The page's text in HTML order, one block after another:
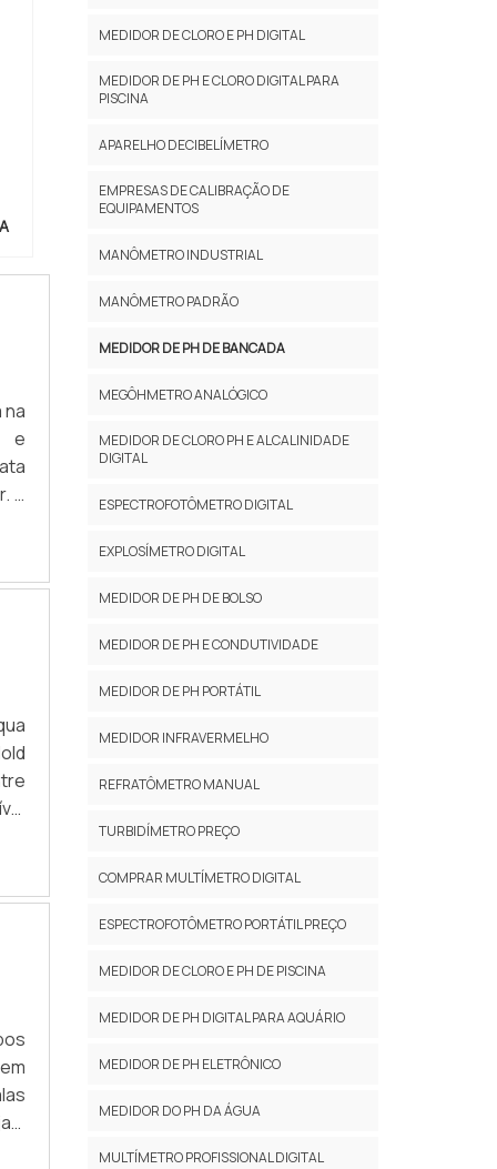
na
e
A
o
MEDIDOR DE CLORO E PH DIGITAL
MEDIDOR DE PH E CLORO DIGITAL PARA
PISCINA
APARELHO DECIBELÍMETRO
EMPRESAS DE CALIBRAÇÃO DE
EQUIPAMENTOS
MANÔMETRO INDUSTRIAL
MANÔMETRO PADRÃO
MEDIDOR DE PH DE BANCADA
MEGÔHMETRO ANALÓGICO
MEDIDOR DE CLORO PH E ALCALINIDADE
DIGITAL
ESPECTROFOTÔMETRO DIGITAL
EXPLOSÍMETRO DIGITAL
MEDIDOR DE PH DE BOLSO
MEDIDOR DE PH E CONDUTIVIDADE
MEDIDOR DE PH PORTÁTIL
MEDIDOR INFRAVERMELHO
REFRATÔMETRO MANUAL
TURBIDÍMETRO PREÇO
COMPRAR MULTÍMETRO DIGITAL
ESPECTROFOTÔMETRO PORTÁTIL PREÇO
MEDIDOR DE CLORO E PH DE PISCINA
MEDIDOR DE PH DIGITAL PARA AQUÁRIO
MEDIDOR DE PH ELETRÔNICO
MEDIDOR DO PH DA ÁGUA
MULTÍMETRO PROFISSIONAL DIGITAL